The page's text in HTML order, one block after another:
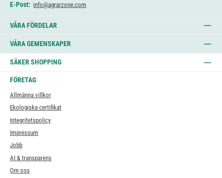
E-Post: info@agrarzone.com
VÅRA FÖRDELAR
VÅRA GEMENSKAPER
SÄKER SHOPPING
FÖRETAG
Allmänna villkor
Ekologiska certifikat
Integritetspolicy
Impressum
Jobb
AI & transparens
Om oss